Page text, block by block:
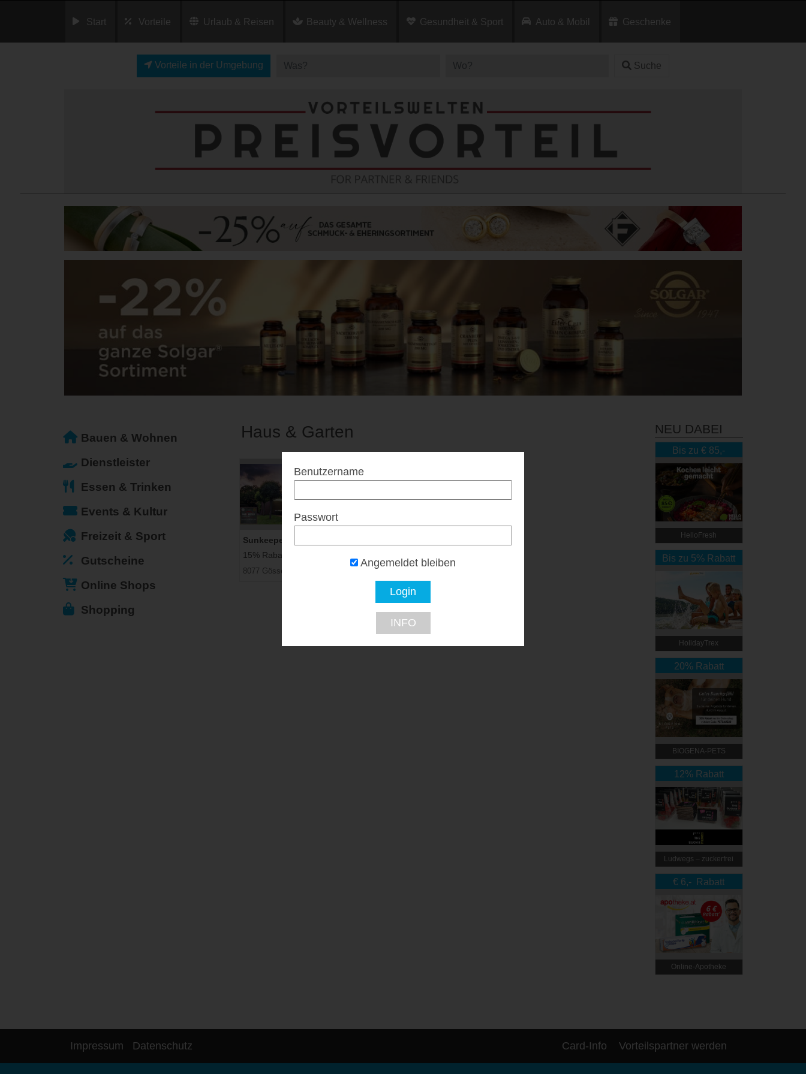
Start Vorteile Urlaub & Reisen Beauty & Wellness Gesundheit & Sport Auto & Mobil Geschenke
Vorteile in der Umgebung Suche
Bauen & Wohnen
Dienstleister
Essen & Trinken
Events & Kultur
Freizeit & Sport
Gutscheine
Online Shops
Shopping
Haus & Garten
Sunkeeper
15% Rabatt...
8077 Gössendorf
NEU DABEI
Bis zu € 85,-
Rabatt
HelloFresh
Bis zu 5% Rabatt
HolidayTrex
20% Rabatt
BIOGENA-PETS
12% Rabatt
Ludwegs – zuckerfrei
leben
€ 6,- Rabatt
Online‑Apotheke
Impressum Datenschutz Card-Info Vorteilspartner werden
Benutzername
Passwort
Angemeldet bleiben
INFO